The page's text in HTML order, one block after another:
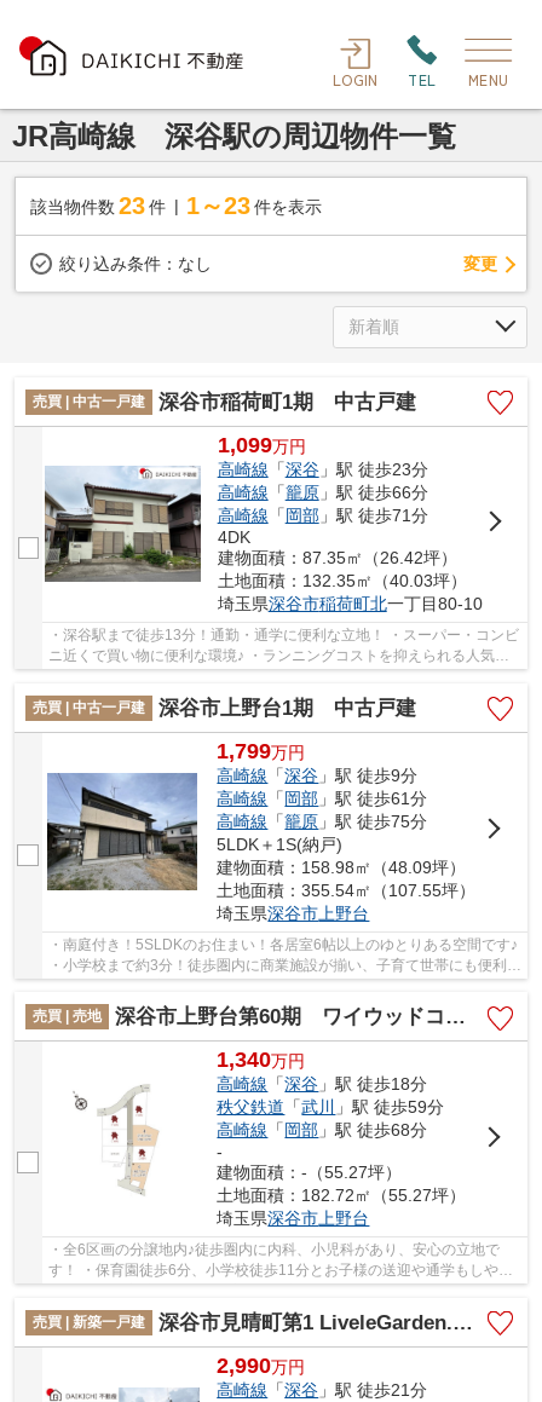
LOGIN TEL MENU
JR高崎線 深谷駅の周辺物件一覧
該当物件数 23件 1～23 件を表示
絞り込み条件： なし 変更
売買 | 中古一戸建 深谷市稲荷町1期 中古戸建
1,099万円
高崎線 「深谷」駅 徒歩23分
高崎線 「籠原」駅 徒歩66分
高崎線 「岡部」駅 徒歩71分
4DK
建物面積：87.35㎡（26.42坪）
土地面積：132.35㎡（40.03坪）
埼玉県深谷市稲荷町北一丁目80-10
・深谷駅まで徒歩13分！通勤・通学に便利な立地！ ・スーパー・コンビ
ニ近くで買い物に便利な環境♪ ・ランニングコストを抑えられる人気の
都市ガス！ いつでもお気軽にお声がけくださ...
売買 | 中古一戸建
深谷市上野台1期 中古戸建
1,799万円
高崎線 「深谷 」駅 徒歩9分
高崎線 「岡部 」駅 徒歩61分
高崎線 「籠原 」駅 徒歩75分
5LDK＋1S(納戸)
建物面積：158.98㎡（48.09坪）
土地面積：355.54㎡（107.55坪）
埼玉県深谷市 上野台
・南庭付き！5SLDKのお住まい！各居室6帖以上のゆとりある空間です♪
・小学校まで約3分！徒歩圏内に商業施設が揃い、子育て世帯にも便利な
立地！ ・収納豊富な間取りで、お片付けも捗...
売買 | 売地
深谷市上野台第60期 ワイウッドコート 売地 全6区画 6号地
1,340万円
高崎線 「深谷 」駅 徒歩18分
秩父鉄道 「武川
」駅 徒歩59分
高崎線 「岡部 」駅 徒歩68分
-
建物面積：-（55.27坪）
土地面積：182.72㎡（55.27坪）
埼玉県深谷市上野台
・全6区画の分譲地内♪徒歩圏内に内科、小児科があり、安心の立地で
す！ ・保育園徒歩6分、小学校徒歩11分とお子様の送迎や通学もしやす
売買 | 新築一戸建
深谷市見晴町第1 LiveleGarden.s 新築戸建 全1棟 1号棟
2,990万円
高崎線 「深谷 」駅 徒歩21分